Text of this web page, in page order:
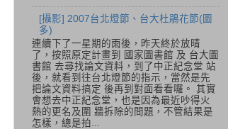
[攝影] 2007台北燈節、台大杜鵑花節(圖
多)
連續下了一星期的雨後，昨天終於放晴
了，按照原定計畫到 國家圖書館 及 台大圖
書館 去尋找論文資料，到了中正紀念堂 站
後，就看到往台北燈節的指示，當然是先
把論文資料搞定 後再到對面看看囉。 其實
會想去中正紀念堂，也是因為最近吵得火
熱的更名及圍 牆拆除的問題，不管結果是
怎樣，總是拍...